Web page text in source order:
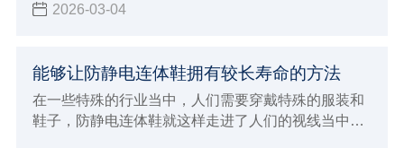
2026-03-04
能够让防静电连体鞋拥有较长寿命的方法
在一些特殊的行业当中，人们需要穿戴特殊的服装和
鞋子，防静电连体鞋就这样走进了人们的视线当中，